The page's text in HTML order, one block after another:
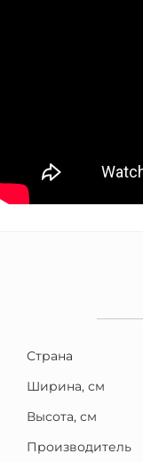
Страна
Ширина, см
Высота, см
Производитель